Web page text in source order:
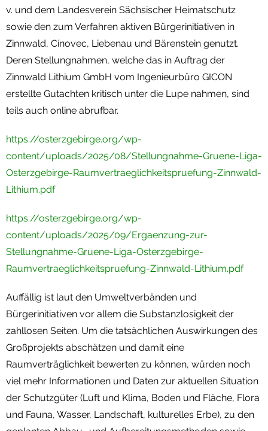
v. und dem Landesverein Sächsischer Heimatschutz
sowie den zum Verfahren aktiven Bürgerinitiativen in
Zinnwald, Cínovec, Liebenau und Bärenstein genutzt.
Deren Stellungnahmen, welche das in Auftrag der
Zinnwald Lithium GmbH vom Ingenieurbüro GICON
erstellte Gutachten kritisch unter die Lupe nahmen, sind
teils auch online abrufbar.
https://osterzgebirge.org/wp-
content/uploads/2025/08/Stellungnahme-Gruene-Liga-
Osterzgebirge-Raumvertraeglichkeitspruefung-Zinnwald-
Lithium.pdf
https://osterzgebirge.org/wp-
content/uploads/2025/09/Ergaenzung-zur-
Stellungnahme-Gruene-Liga-Osterzgebirge-
Raumvertraeglichkeitspruefung-Zinnwald-Lithium.pdf
Auffällig ist laut den Umweltverbänden und
Bürgerinitiativen vor allem die Substanzlosigkeit der
zahllosen Seiten. Um die tatsächlichen Auswirkungen des
Großprojekts abschätzen und damit eine
Raumverträglichkeit bewerten zu können, würden noch
viel mehr Informationen und Daten zur aktuellen Situation
der Schutzgüter (Luft und Klima, Boden und Fläche, Flora
und Fauna, Wasser, Landschaft, kulturelles Erbe), zu den